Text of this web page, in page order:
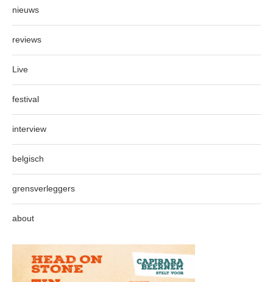
nieuws
reviews
Live
festival
interview
belgisch
grensverleggers
about